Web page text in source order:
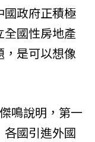
國政府正積極
國性房地產
，是可以想像
鳴說明，第一
國引進外國